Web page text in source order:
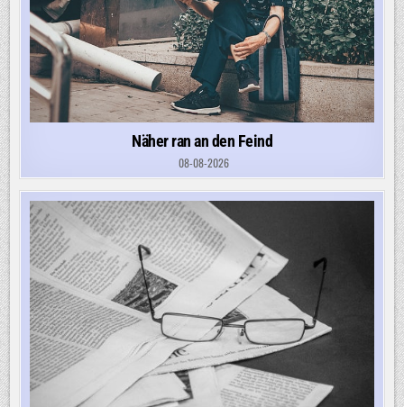
Näher ran an den Feind
08-08-2026